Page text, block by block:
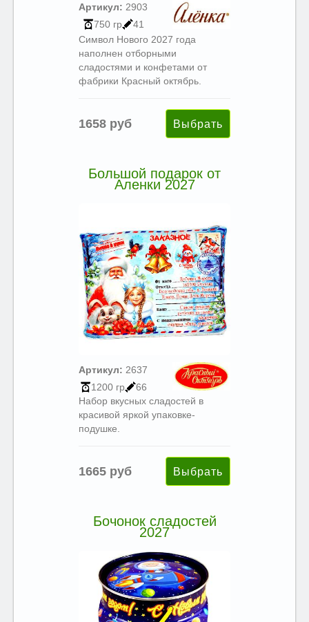
Артикул: 2903
750 гр
41
Символ Нового 2027 года
наполнен отборными
сладостями и конфетами от
фабрики Красный октябрь.
1658 руб
Большой подарок от
Аленки 2027
Артикул: 2637
1200 гр
66
Набор вкусных сладостей в
красивой яркой упаковке-
подушке.
1665 руб
Бочонок сладостей
2027